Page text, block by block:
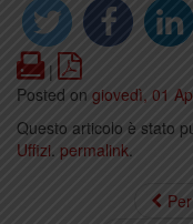
Print
|
Posted on giovedì, 01
Questo articolo è stato
Uffizi. permalink.